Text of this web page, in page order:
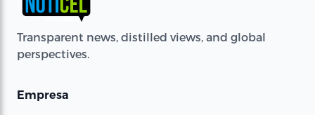
Transparent news, distilled views, and global
perspectives.
Empresa